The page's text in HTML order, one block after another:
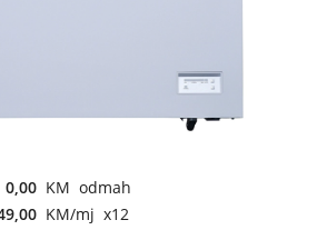
0,00 KM odmah
KM/mj x12